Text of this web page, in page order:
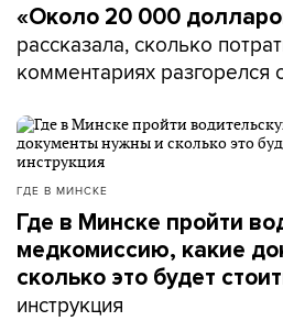
«Около 20 000
рассказала, сколько
комментариях разгорелся
ГДЕ В МИНСКЕ
Где в Минске пройти
медкомиссию, какие
сколько это будет
инструкция